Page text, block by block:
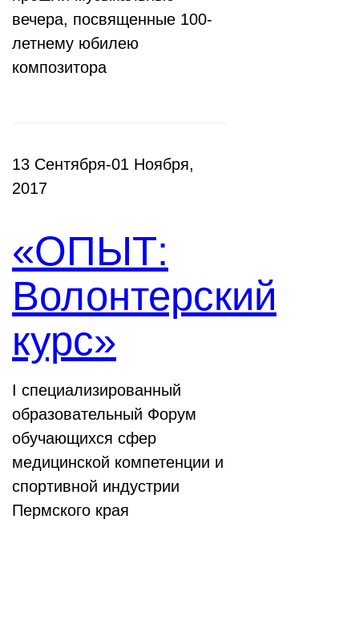
вечера, посвященные 100-
летнему юбилею
композитора
13 Сентября-01 Ноября,
2017
«ОПЫТ:
Волонтерский
курс»
I специализированный
образовательный Форум
обучающихся сфер
медицинской компетенции и
спортивной индустрии
Пермского края